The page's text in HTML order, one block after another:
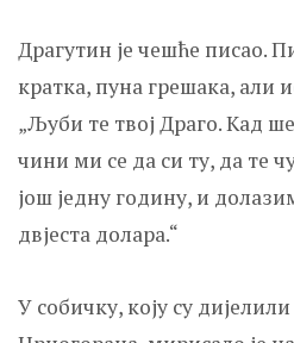
Драгутин је чешће писао.
кратка, пуна грешака, али
„Љуби те твој Драго. Кад
чини ми се да си ту, да те
још једну годину, и
двјеста долара.“
У собичку, коју су